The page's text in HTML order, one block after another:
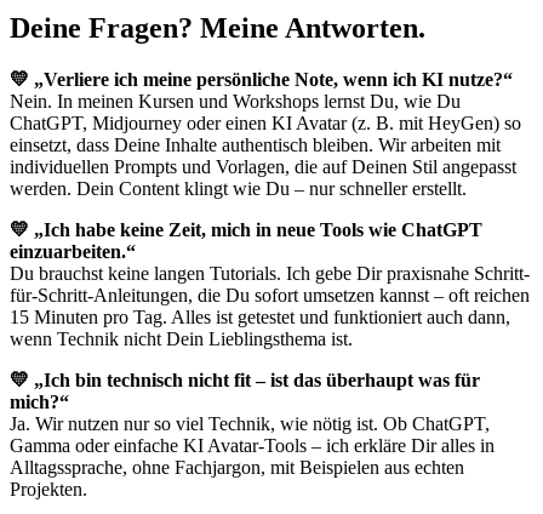
Deine Fragen? Meine Antworten.
💛 „Verliere ich meine persönliche Note, wenn ich KI nutze?“
Nein. In meinen Kursen und Workshops lernst Du, wie Du
ChatGPT, Midjourney oder einen KI Avatar (z. B. mit HeyGen) so
einsetzt, dass Deine Inhalte authentisch bleiben. Wir arbeiten mit
individuellen Prompts und Vorlagen, die auf Deinen Stil angepasst
werden. Dein Content klingt wie Du – nur schneller erstellt.
💛 „Ich habe keine Zeit, mich in neue Tools wie ChatGPT
einzuarbeiten.“
Du brauchst keine langen Tutorials. Ich gebe Dir praxisnahe Schritt-
für-Schritt-Anleitungen, die Du sofort umsetzen kannst – oft reichen
15 Minuten pro Tag. Alles ist getestet und funktioniert auch dann,
wenn Technik nicht Dein Lieblingsthema ist.
💛 „Ich bin technisch nicht fit – ist das überhaupt was für
mich?“
Ja. Wir nutzen nur so viel Technik, wie nötig ist. Ob ChatGPT,
Gamma oder einfache KI Avatar-Tools – ich erkläre Dir alles in
Alltagssprache, ohne Fachjargon, mit Beispielen aus echten
Projekten.